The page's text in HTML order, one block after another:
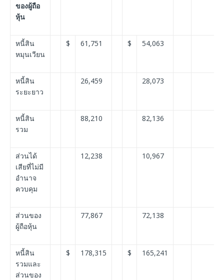
ของผู้ถือ
หุ้น
หนี้สิน
หมุนเวียน
$ 61,751 $ 54,063
หนี้สิน
ระยะยาว
26,459 28,073
หนี้สิน
รวม
88,210 82,136
ส่วนได้
เสียที่ไม่มี
อำนาจ
ควบคุม
12,238 10,967
ส่วนของ
ผู้ถือหุ้น
77,867 72,138
หนี้สิน
รวมและ
ส่วนของ
$ 178,315 $ 165,241